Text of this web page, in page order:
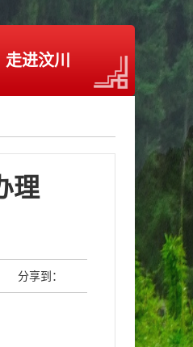
走进汶川
理
分享到：